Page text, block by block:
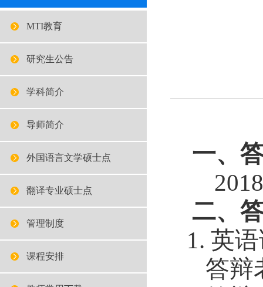
MTI教育
研究生公告
学科简介
导师简介
外国语言文学硕士点
翻译专业硕士点
管理制度
课程安排
一、
2018
二、
1. 英
答辩